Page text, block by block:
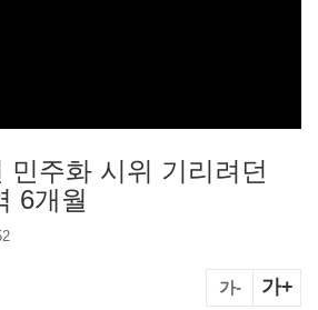
민주화 시위 기리려던
6개월
가- 가+